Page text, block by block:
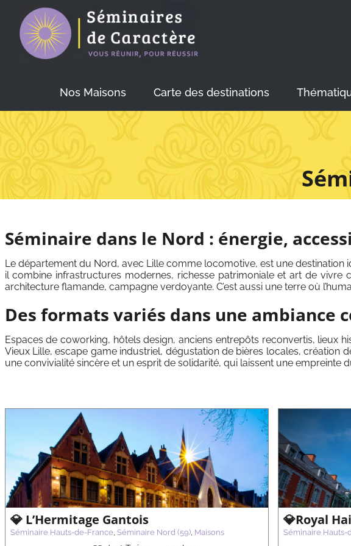
content
Nos Maisons Carte des destinations
Séminaire dans le Nord : énergie,
Le département du Nord, avec Lille comme locomotive, est une destination
il combine infrastructures modernes, richesse patrimoniale et art de
architecture flamande, campagne verdoyante. C’est aussi une terre où
Des formats variés dans une ambiance
Espaces de coworking, hôtels design, anciens entrepôts reconvertis, lieux
Vieux Lille, escape game industriel, dégustation de bières locales,
une convivialité sincère et un esprit de solidarité, qui laissent une empreinte
💎 L’Hermitage Gantois
Séminaire Hauts-de-France, Séminaire Nord (59), Maisons
💎Royal Hainaut Spa & Resort
Séminaire Hauts-de-France Séminaire Nord (59) Maisons
💎Royal
Séminaire Hauts-